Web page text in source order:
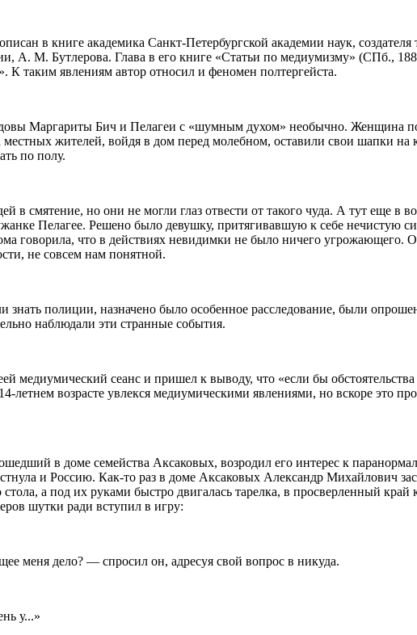
в книге академика Санкт-Петербургской академии наук,
А. М. Бутлерова. Глава в его книге «Статьи по медиумизму» (СПб.,
К таким явлениям автор относил и феномен полтергейста.
Маргариты Бич и Пелагеи с «шумным духом» необычно. Женщина
местных жителей, войдя в дом перед молебном, оставили свои шапки на
по полу.
смятение, но они не могли глаз отвести от такого чуда. А тут еще в
Пелагее. Решено было девушку, притягивавшую к себе нечистую
говорила, что в действиях невидимки не было ничего угрожающего.
не совсем нам понятной.
знать полиции, назначено было особенное расследование, были
наблюдали эти странные события.
медиумический сеанс и пришел к выводу, что «если бы
летнем возрасте увлекся медиумическими явлениями, но вскоре это
в доме семейства Аксаковых, возродил его интерес к
и Россию. Как-то раз в доме Аксаковых Александр Михайлович
а под их руками быстро двигалась тарелка, в просверленный
шутки ради вступил в игру:
меня дело? — спросил он, адресуя свой вопрос в никуда.
у...»